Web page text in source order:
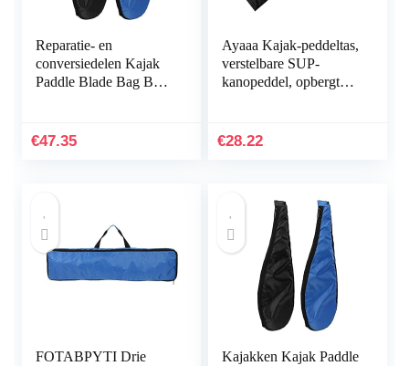
Reparatie- en
conversiedelen Kajak
Paddle Blade Bag Boot
Storage Wordt
€47.35
Ayaaa Kajak-peddeltas,
verstelbare SUP-
kanopeddel, opbergtas,
koppen…
€28.22
FOTABPYTI Drie
Kajakken Kajak Paddle